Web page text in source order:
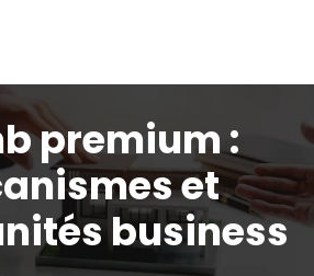
premium :
et
business